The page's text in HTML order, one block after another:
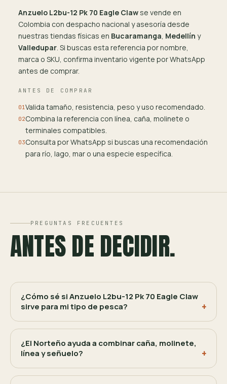
Anzuelo L2bu-12 Pk 70 Eagle Claw se vende en
Colombia con despacho nacional y asesoría desde
nuestras tiendas físicas en Bucaramanga, Medellín y
Valledupar. Si buscas esta referencia por nombre,
marca o SKU, confirma inventario vigente por WhatsApp
antes de comprar.
ANTES DE COMPRAR
01Valida tamaño, resistencia, peso y uso recomendado.
02Combina la referencia con línea, caña, molinete o
terminales compatibles.
03Consulta por WhatsApp si buscas una recomendación
para río, lago, mar o una especie específica.
PREGUNTAS FRECUENTES
ANTES DE DECIDIR.
¿Cómo sé si Anzuelo L2bu-12 Pk 70 Eagle Claw
sirve para mi tipo de pesca?
¿El Norteño ayuda a combinar caña, molinete,
línea y señuelo?